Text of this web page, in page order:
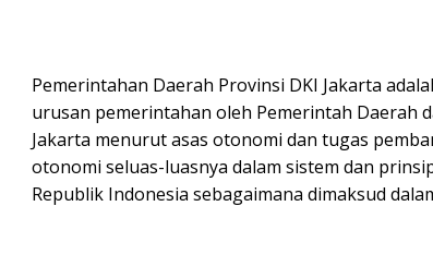
Pemerintahan Daerah Provinsi DKI Jakarta
urusan pemerintahan oleh Pemerintah Daerah
Jakarta menurut asas otonomi dan tugas
otonomi seluas-luasnya dalam sistem dan
Republik Indonesia sebagaimana dimaksud